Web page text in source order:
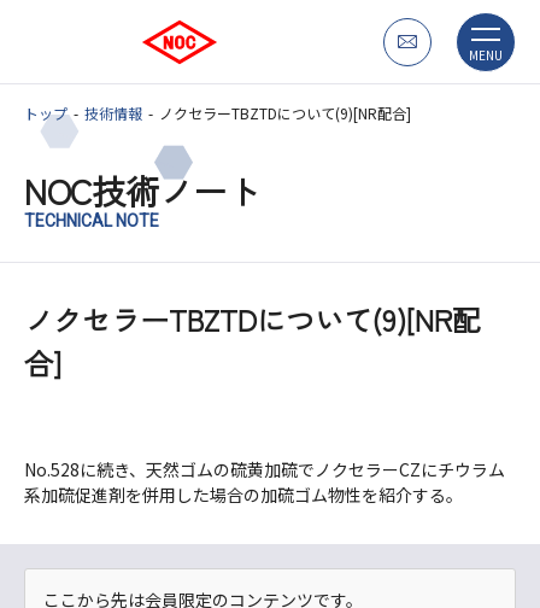
MENU
トップ 技術情報 ノクセラーTBZTDについて(9)[NR配合]
NOC技術ノート
TECHNICAL NOTE
ノクセラーTBZTDについて(9)[NR配
合]
No.528に続き、天然ゴムの硫黄加硫でノクセラーCZにチウラム
系加硫促進剤を併用した場合の加硫ゴム物性を紹介する。
ここから先は会員限定のコンテンツです。